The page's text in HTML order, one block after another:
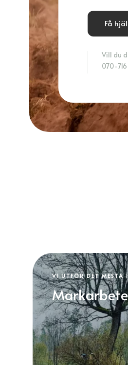
Få
Vill du
070-716
VI UTFÖR DET MESTA